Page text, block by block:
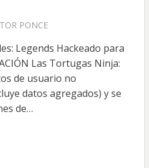
PONCE
Legends Hackeado para
Las Tortugas Ninja:
de usuario no
datos agregados) y se
de…